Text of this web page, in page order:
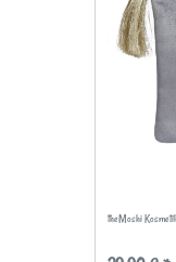
theMoshi